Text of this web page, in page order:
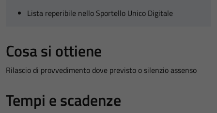
Lista reperibile nello Sportello Unico Digitale
Cosa si ottiene
Rilascio di provvedimento dove previsto o silenzio assenso
Tempi e scadenze